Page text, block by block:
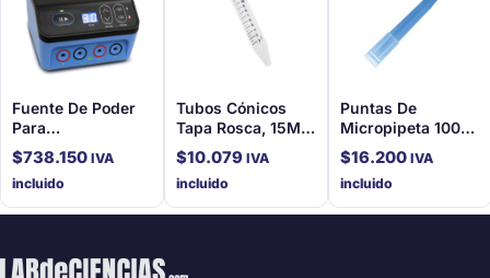
Fuente De Poder
Para
Electroforesis
$738.150 IVA
incluido
Tubos Cónicos
Tapa Rosca, 15Ml
(50 Unidades)
$10.079 IVA
incluido
Puntas De
Micropipeta 1000
Ul, 1000 Unidades
Por Bolsa
$16.200 IVA
incluido